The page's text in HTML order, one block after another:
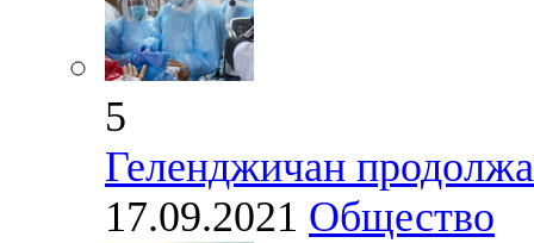
5
Геленджичан
17.09.2021 Общество